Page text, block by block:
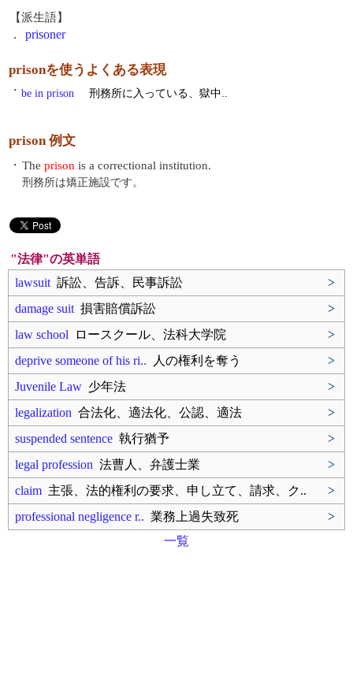
【派生語】
. prisoner
prisonを使うよくある表現
・ be in prison 刑務所に入っている、獄中..
prison 例文
・ The prison is a correctional institution.
刑務所は矯正施設です。
"法律"の英単語
lawsuit 訴訟、告訴、民事訴訟
>
damage suit 損害賠償訴訟
>
law school ロースクール、法科大学院
>
deprive someone of his ri.. 人の権利を奪う
>
Juvenile Law 少年法
>
legalization 合法化、適法化、公認、適法
>
suspended sentence 執行猶予
>
legal profession 法曹人、弁護士業
>
claim 主張、法的権利の要求、申し立て、請求、ク..
>
professional negligence r.. 業務上過失致死
>
一覧